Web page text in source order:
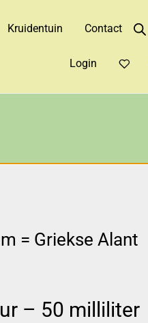
Kruidentuin Contact
Login
= Griekse Alant
– 50 milliliter